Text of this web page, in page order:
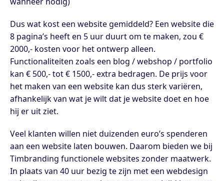
Dus wat kost een website gemiddeld? Een website die
8 pagina’s heeft en 5 uur duurt om te maken, zou €
2000,- kosten voor het ontwerp alleen.
Functionaliteiten zoals een blog / webshop / portfolio
kan € 500,- tot € 1500,- extra bedragen. De prijs voor
het maken van een website kan dus sterk variëren,
afhankelijk van wat je wilt dat je website doet en hoe
hij er uit ziet.
Veel klanten willen niet duizenden euro’s spenderen
aan een website laten bouwen. Daarom bieden we bij
Timbranding functionele websites zonder maatwerk.
In plaats van 40 uur bezig te zijn met een webdesign